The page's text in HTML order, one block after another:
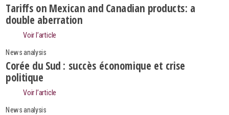
Tariffs on Mexican and Canadian products: a
double aberration
Voir l’article
News analysis
Corée du Sud : succès économique et crise
politique
Voir l’article
News analysis